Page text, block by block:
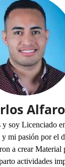
Alfaro
soy Licenciado
mi pasión por el
a crear Material
actividades